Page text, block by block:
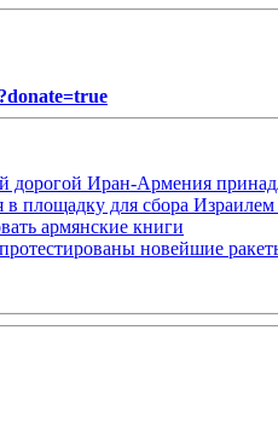
дорогой Иран-Армения
в площадку для сбора
армянские книги
новейшие